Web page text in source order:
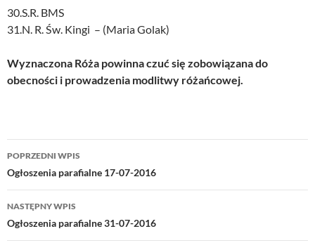
30.S.R. BMS
31.N. R. Św. Kingi – (Maria Golak)
Wyznaczona Róża powinna czuć się zobowiązana do
obecności i prowadzenia modlitwy różańcowej.
Nawigacja
wpisu
POPRZEDNI WPIS
Ogłoszenia parafialne 17-07-2016
NASTĘPNY WPIS
Ogłoszenia parafialne 31-07-2016